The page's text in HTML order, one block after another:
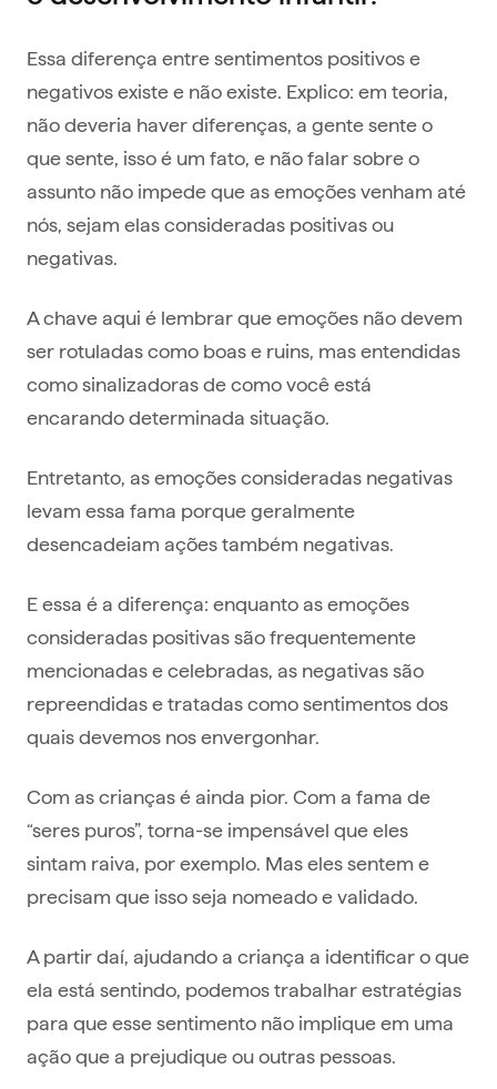
Essa diferença entre sentimentos positivos e
negativos existe e não existe. Explico: em teoria,
não deveria haver diferenças, a gente sente o
que sente, isso é um fato, e não falar sobre o
assunto não impede que as emoções venham até
nós, sejam elas consideradas positivas ou
negativas.
A chave aqui é lembrar que emoções não devem
ser rotuladas como boas e ruins, mas entendidas
como sinalizadoras de como você está
encarando determinada situação.
Entretanto, as emoções consideradas negativas
levam essa fama porque geralmente
desencadeiam ações também negativas.
E essa é a diferença: enquanto as emoções
consideradas positivas são frequentemente
mencionadas e celebradas, as negativas são
repreendidas e tratadas como sentimentos dos
quais devemos nos envergonhar.
Com as crianças é ainda pior. Com a fama de
“seres puros”, torna-se impensável que eles
sintam raiva, por exemplo. Mas eles sentem e
precisam que isso seja nomeado e validado.
A partir daí, ajudando a criança a identificar o que
ela está sentindo, podemos trabalhar estratégias
para que esse sentimento não implique em uma
ação que a prejudique ou outras pessoas.